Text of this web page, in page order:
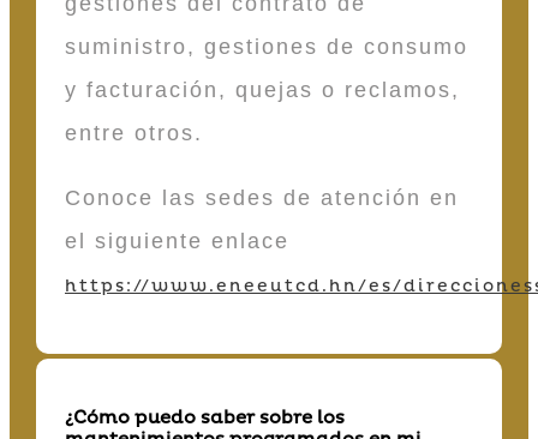
suministro, gestiones de consumo
y facturación, quejas o reclamos,
entre otros.
Conoce las sedes de atención en
el siguiente enlace
https://www.eneeutcd.hn/es/
¿Cómo puedo saber sobre los